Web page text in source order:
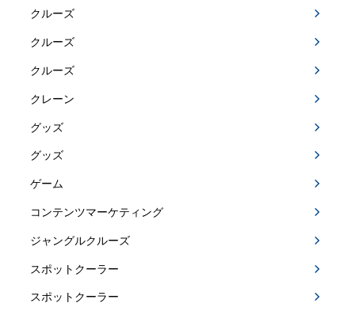
クルーズ
クルーズ
クルーズ
クレーン
グッズ
グッズ
ゲーム
コンテンツマーケティング
ジャングルクルーズ
スポットクーラー
スポットクーラー